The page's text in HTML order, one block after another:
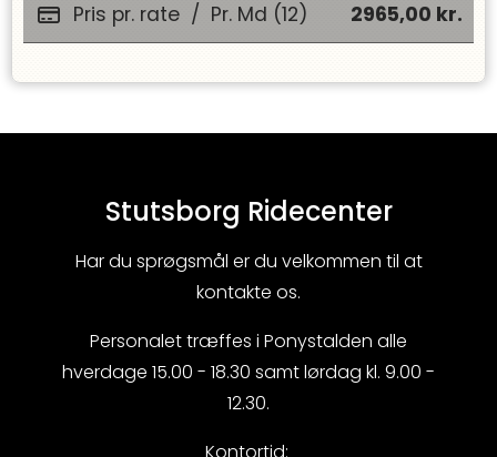
Pris pr. rate / Pr. Md (12) 2965,00 kr.
Stutsborg Ridecenter
Har du sprøgsmål er du velkommen til at
kontakte os.
Personalet træffes i Ponystalden alle
hverdage 15.00 - 18.30 samt lørdag kl. 9.00 -
12.30.